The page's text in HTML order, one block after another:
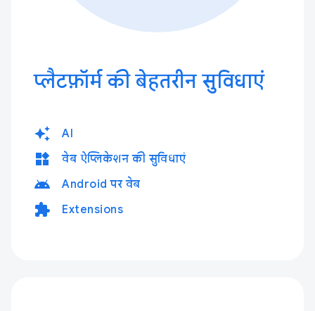
प्लैटफ़ॉर्म की बेहतरीन सुविधाएं
auto_awesome AI
widgets वेब ऐप्लिकेशन की सुविधाएं
android Android पर वेब
extension Extensions